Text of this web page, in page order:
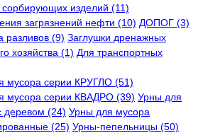
сорбирующих изделий (11)
загрязнений нефти (10) ДОПОГ (3)
(9) Заглушки дренажных
хозяйства (1) Для транспортных
мусора серии КРУГЛО (51)
мусора серии КВАДРО (39) Урны для
деревом (24) Урны для мусора
(25) Урны-пепельницы (50)